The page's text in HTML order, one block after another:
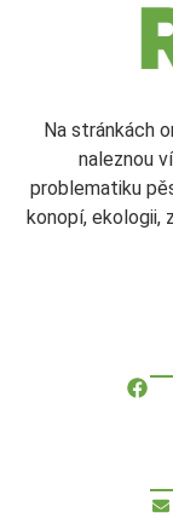
Na stránkách
naleznou
problematiku
konopí, ekologii,